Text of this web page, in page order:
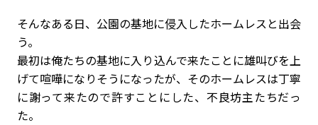
そんなある日、公園の基地に侵入したホームレスと出会
う。
最初は俺たちの基地に入り込んで来たことに雄叫びを上
げて喧嘩になりそうになったが、そのホームレスは丁寧
に謝って来たので許すことにした、不良坊主たちだっ
た。